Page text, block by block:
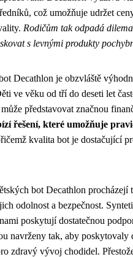
což umožňuje udržet
Rodičům tak odpadá
s levnými produkty
Decathlon je obzvláště
ve věku od tří do deseti let
představovat značnou
řešení, které umožňuje
kvalita bot je dostačující
bot Decathlon procházejí
odolnost a bezpečnost.
poskytují dostatečnou
navrženy tak, aby poskytovaly
zdravý vývoj chodidel.